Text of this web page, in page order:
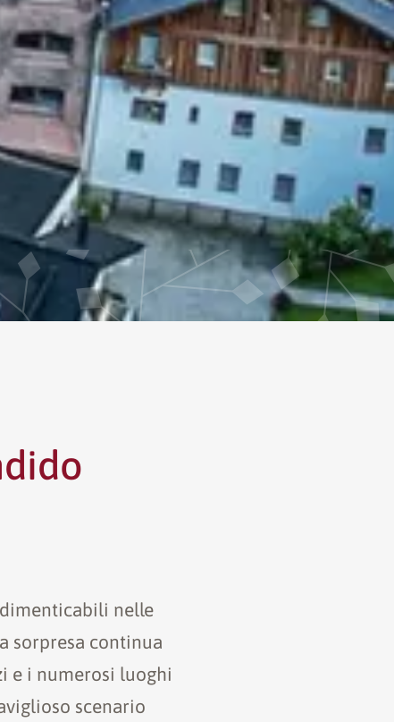
nelle
sorpresa continua
e i numerosi luoghi
scenario